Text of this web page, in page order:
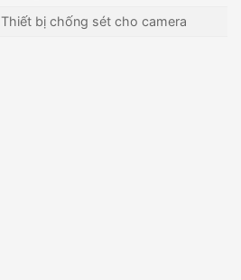
Thiết bị chống sét cho camera